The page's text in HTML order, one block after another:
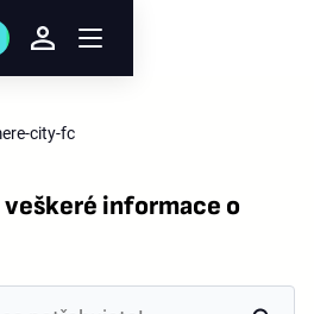
city-fc
informace o